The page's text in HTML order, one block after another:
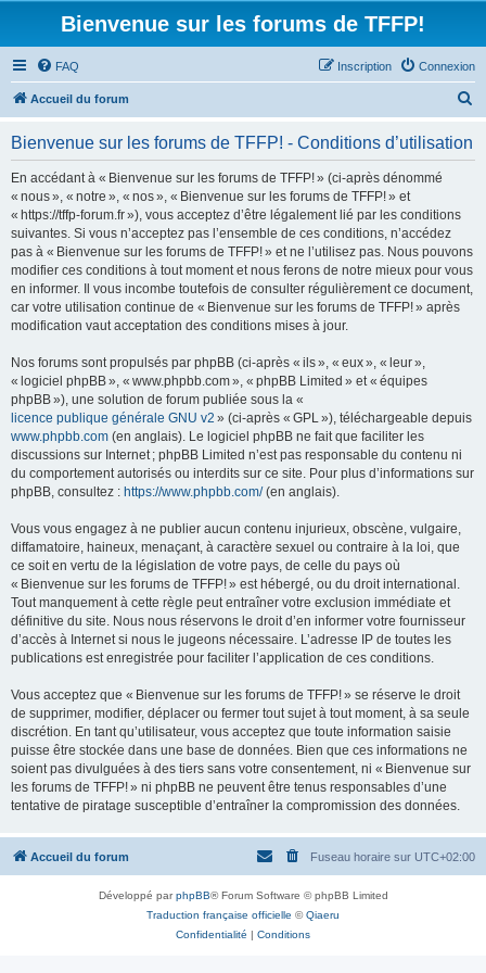
Bienvenue sur les forums de TFFP!
FAQ Connexion
Inscription
Accueil du forum
Bienvenue sur les forums de TFFP! - Conditions d’utilisation
En accédant à « Bienvenue sur les forums de TFFP! » (ci-après dénommé
« nous », « notre », « nos », « Bienvenue sur les forums de TFFP! » et
« https://tffp-forum.fr »), vous acceptez d’être légalement lié par les conditions
suivantes. Si vous n’acceptez pas l’ensemble de ces conditions, n’accédez
pas à « Bienvenue sur les forums de TFFP! » et ne l’utilisez pas. Nous pouvons
modifier ces conditions à tout moment et nous ferons de notre mieux pour vous
en informer. Il vous incombe toutefois de consulter régulièrement ce document,
car votre utilisation continue de « Bienvenue sur les forums de TFFP! » après
modification vaut acceptation des conditions mises à jour.
Nos forums sont propulsés par phpBB (ci-après « ils », « eux », « leur »,
« logiciel phpBB », « www.phpbb.com », « phpBB Limited » et « équipes
phpBB »), une solution de forum publiée sous la «
licence publique générale GNU v2 » (ci-après « GPL »), téléchargeable depuis
www.phpbb.com (en anglais). Le logiciel phpBB ne fait que faciliter les
discussions sur Internet ; phpBB Limited n’est pas responsable du contenu ni
du comportement autorisés ou interdits sur ce site. Pour plus d’informations sur
phpBB, consultez : https://www.phpbb.com/(en anglais).
Vous vous engagez à ne publier aucun contenu injurieux, obscène, vulgaire,
diffamatoire, haineux, menaçant, à caractère sexuel ou contraire à la loi, que
ce soit en vertu de la législation de votre pays, de celle du pays où
« Bienvenue sur les forums de TFFP! » est hébergé, ou du droit international.
Tout manquement à cette règle peut entraîner votre exclusion immédiate et
définitive du site. Nous nous réservons le droit d’en informer votre fournisseur
d’accès à Internet si nous le jugeons nécessaire. L’adresse IP de toutes les
publications est enregistrée pour faciliter l’application de ces conditions.
Vous acceptez que « Bienvenue sur les forums de TFFP! » se réserve le droit
de supprimer, modifier, déplacer ou fermer tout sujet à tout moment, à sa seule
discrétion. En tant qu’utilisateur, vous acceptez que toute information saisie
puisse être stockée dans une base de données. Bien que ces informations ne
soient pas divulguées à des tiers sans votre consentement, ni « Bienvenue sur
les forums de TFFP! » ni phpBB ne peuvent être tenus responsables d’une
tentative de piratage susceptible d’entraîner la compromission des données.
Accueil du forum Fuseau horaire sur UTC+02:00
Développé parphpBB® Forum Software © phpBB Limited
Traduction française officielle ©Qiaeru
Confidentialité | Conditions